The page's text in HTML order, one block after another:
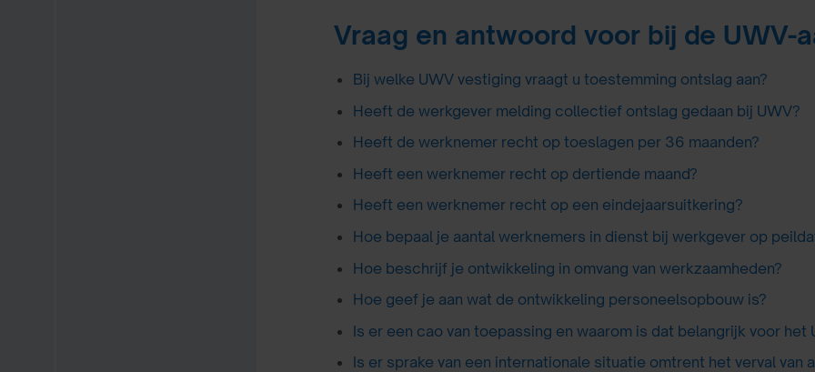
Vraag en antwoord voor bij de UWV-
Bij welke UWV vestiging vraagt u toestemming ontslag aan?
Heeft de werkgever melding collectief ontslag gedaan bij UWV?
Heeft de werknemer recht op toeslagen per 36 maanden?
Heeft een werknemer recht op dertiende maand?
Heeft een werknemer recht op een eindejaarsuitkering?
Hoe bepaal je aantal werknemers in dienst bij werkgever op
Hoe beschrijf je ontwikkeling in omvang van werkzaamheden?
Hoe geef je aan wat de ontwikkeling personeelsopbouw is?
Is er een cao van toepassing en waarom is dat belangrijk voor het
Is er sprake van een internationale situatie omtrent het verval van